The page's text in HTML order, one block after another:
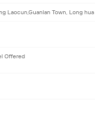
Laocun,Guanlan Town, Long
Offered